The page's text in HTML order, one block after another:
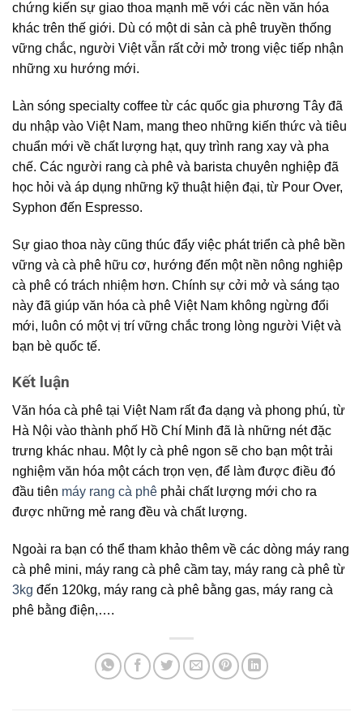
chứng kiến sự giao thoa mạnh mẽ với các nền văn hóa
khác trên thế giới. Dù có một di sản cà phê truyền thống
vững chắc, người Việt vẫn rất cởi mở trong việc tiếp nhận
những xu hướng mới.
Làn sóng specialty coffee từ các quốc gia phương Tây đã
du nhập vào Việt Nam, mang theo những kiến thức và tiêu
chuẩn mới về chất lượng hạt, quy trình rang xay và pha
chế. Các người rang cà phê và barista chuyên nghiệp đã
học hỏi và áp dụng những kỹ thuật hiện đại, từ Pour Over,
Syphon đến Espresso.
Sự giao thoa này cũng thúc đẩy việc phát triển cà phê bền
vững và cà phê hữu cơ, hướng đến một nền nông nghiệp
cà phê có trách nhiệm hơn. Chính sự cởi mở và sáng tạo
này đã giúp văn hóa cà phê Việt Nam không ngừng đổi
mới, luôn có một vị trí vững chắc trong lòng người Việt và
bạn bè quốc tế.
Kết luận
Văn hóa cà phê tại Việt Nam rất đa dạng và phong phú, từ
Hà Nội vào thành phố Hồ Chí Minh đã là những nét đặc
trưng khác nhau. Một ly cà phê ngon sẽ cho bạn một trải
nghiệm văn hóa một cách trọn vẹn, để làm được điều đó
đầu tiên máy rang cà phê phải chất lượng mới cho ra
được những mẻ rang đều và chất lượng.
Ngoài ra bạn có thể tham khảo thêm về các dòng máy rang
cà phê mini, máy rang cà phê cầm tay, máy rang cà phê từ
3kg đến 120kg, máy rang cà phê bằng gas, máy rang cà
phê bằng điện,….